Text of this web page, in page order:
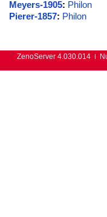
Meyers-1905: Philon
Pierer-1857: Philon
ZenoServer 4.030.014